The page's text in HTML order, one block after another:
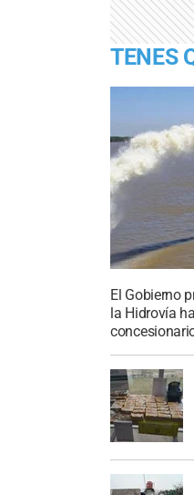
TENES
El Gobierno
la Hidrovía